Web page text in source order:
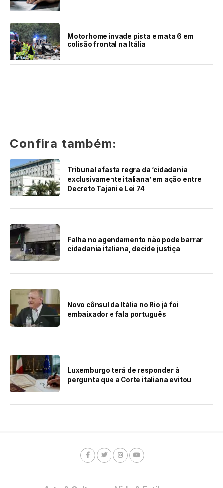
Motorhome invade pista e mata 6 em
colisão frontal na Itália
Confira também:
Tribunal afasta regra da ‘cidadania
exclusivamente italiana’ em ação entre
Decreto Tajani e Lei 74
Falha no agendamento não pode barrar
cidadania italiana, decide justiça
Novo cônsul da Itália no Rio já foi
embaixador e fala português
Luxemburgo terá de responder à
pergunta que a Corte italiana evitou